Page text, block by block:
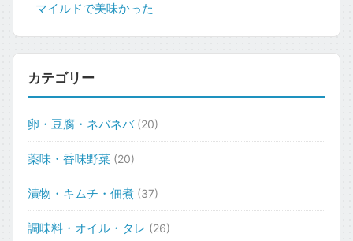
マイルドで美味かった
カテゴリー
卵・豆腐・ネバネバ (20)
薬味・香味野菜 (20)
漬物・キムチ・佃煮 (37)
調味料・オイル・タレ (26)